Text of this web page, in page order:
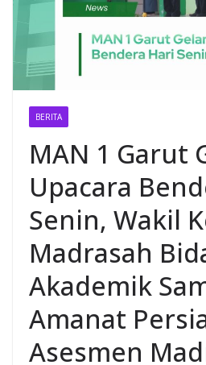
BERITA
MAN 1 Garut
Upacara
Senin, Wakil
Madrasah
Akademik
Amanat
Asesmen